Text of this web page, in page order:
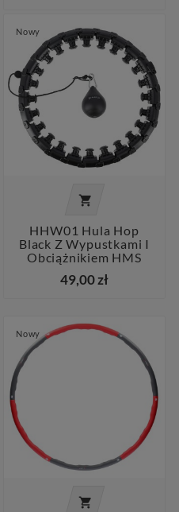
Nowy

HHW01 Hula Hop
Black Z Wypustkami I
Obciążnikiem HMS
49,00 zł
Nowy
